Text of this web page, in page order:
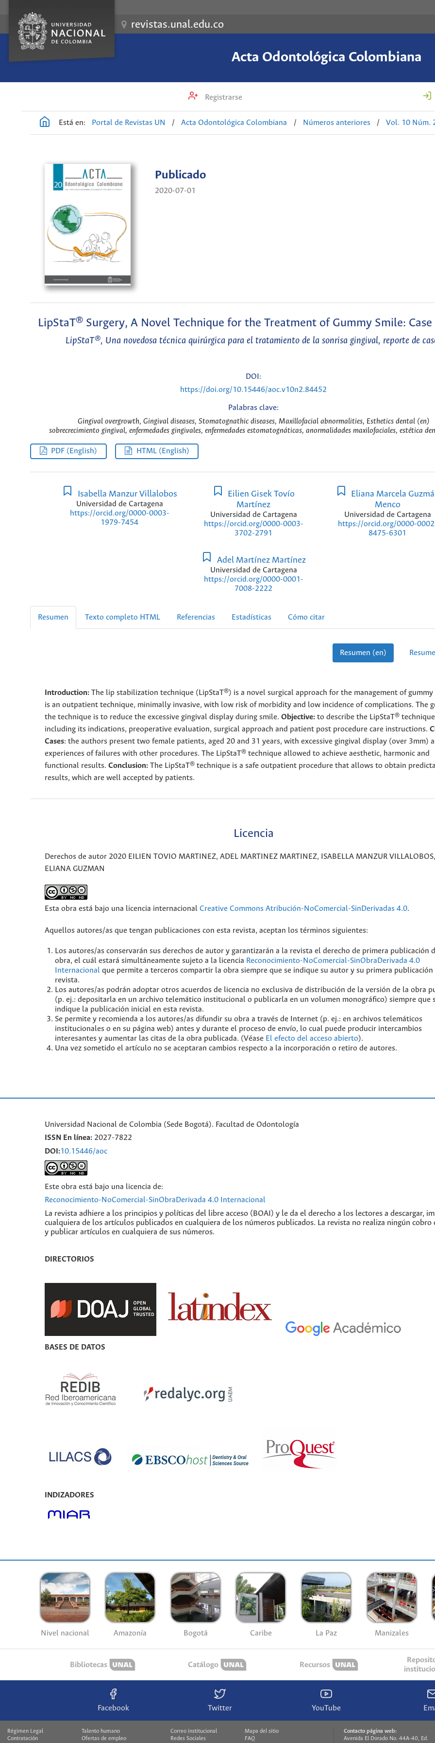
revistas.unal.edu.co
Acta Odontológica Colombiana
Registrarse
Está en: Portal de Revistas UN / Acta Odontológica Colombiana / Números anteriores / Vol. 10 Núm.
Publicado
2020-07-01
LipStaT® Surgery, A Novel Technique for the Treatment of Gummy Smile:
LipStaT®, Una novedosa técnica quirúrgica para el tratamiento de la sonrisa gingival, reporte de
DOI:
https://doi.org/10.15446/aoc.v10n2.84452
Palabras clave:
Gingival overgrowth, Gingival diseases, Stomatognathic diseases, Maxillofacial abnormalities, Esthetics dental (en)
sobrecrecimiento gingival, enfermedades gingivales, enfermedades estomatognáticas, anormalidades maxilofaciales, estética
PDF (English) HTML (English)
Isabella Manzur Villalobos
Universidad de Cartagena
https://orcid.org/0000-0003-
1979-7454
Eilien Gisek Tovío
Martínez
Universidad de Cartagena
https://orcid.org/0000-0003-
3702-2791
Eliana Marcela
Menco
Universidad de Cartagena
https://orcid.org/0000-
8475-6301
Adel Martínez Martínez
Universidad de Cartagena
https://orcid.org/0000-0001-
7008-2222
Resumen Texto completo HTML Referencias Estadísticas Cómo citar
Resumen (en)
Introduction: The lip stabilization technique (LipStaT®) is a novel surgical approach for the management of
is an outpatient technique, minimally invasive, with low risk of morbidity and low incidence of complications. The
the technique is to reduce the excessive gingival display during smile. Objective: to describe the LipStaT® technique
including its indications, preoperative evaluation, surgical approach and patient post procedure care instructions.
Cases: the authors present two female patients, aged 20 and 31 years, with excessive gingival display (over 3mm)
experiences of failures with other procedures. The LipStaT® technique allowed to achieve aesthetic, harmonic and
functional results. Conclusion: The LipStaT® technique is a safe outpatient procedure that allows to obtain
results, which are well accepted by patients.
Licencia
Derechos de autor 2020 EILIEN TOVIO MARTINEZ, ADEL MARTINEZ MARTINEZ, ISABELLA MANZUR VILLALOBOS,
ELIANA GUZMAN
Esta obra está bajo una licencia internacional Creative Commons Atribución-NoComercial-SinDerivadas 4.0.
Aquellos autores/as que tengan publicaciones con esta revista, aceptan los términos siguientes:
Los autores/as conservarán sus derechos de autor y garantizarán a la revista el derecho de primera publicación
obra, el cuál estará simultáneamente sujeto a la licencia Reconocimiento-NoComercial-SinObraDerivada 4.0
Internacional que permite a terceros compartir la obra siempre que se indique su autor y su primera publicación
revista.
Los autores/as podrán adoptar otros acuerdos de licencia no exclusiva de distribución de la versión de la obra
(p. ej.: depositarla en un archivo telemático institucional o publicarla en un volumen monográfico) siempre que
indique la publicación inicial en esta revista.
Se permite y recomienda a los autores/as difundir su obra a través de Internet (p. ej.: en archivos telemáticos
institucionales o en su página web) antes y durante el proceso de envío, lo cual puede producir intercambios
interesantes y aumentar las citas de la obra publicada. (Véase El efecto del acceso abierto).
Una vez sometido el artículo no se aceptaran cambios respecto a la incorporación o retiro de autores.
Universidad Nacional de Colombia (Sede Bogotá). Facultad de Odontología
ISSN En línea: 2027-7822
DOI:10.15446/aoc
Este obra está bajo una licencia de:
Reconocimiento-NoComercial-SinObraDerivada 4.0 Internacional
La revista adhiere a los principios y políticas del libre acceso (BOAI) y le da el derecho a los lectores a
cualquiera de los artículos publicados en cualquiera de los números publicados. La revista no realiza ningún
y publicar artículos en cualquiera de sus números.
DIRECTORIOS
BASES DE DATOS
INDIZADORES
Nivel nacional Amazonía Bogotá Caribe La Paz Manizales
Bibliotecas Catálogo Recursos
Facebook Twitter YouTube
Régimen Legal
Talento humano
Contratación
Ofertas de empleo
Correo institucional
Mapa del sitio
Redes Sociales
FAQ
Contacto página web:
Avenida El Dorado No. 44A-40, Ed.